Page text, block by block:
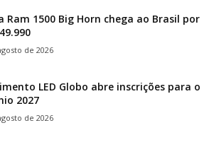
Ram 1500 Big Horn chega ao Brasil por
de 2026
LED Globo abre inscrições para o
2027
de 2026